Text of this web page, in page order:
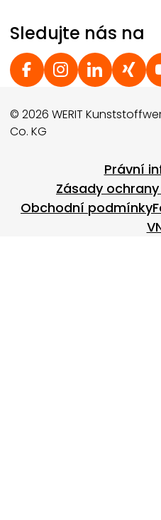
Sledujte nás na
Social Footer
© 2026 WERIT
Co. KG
Právní
Zásady
Obchodní podmínky